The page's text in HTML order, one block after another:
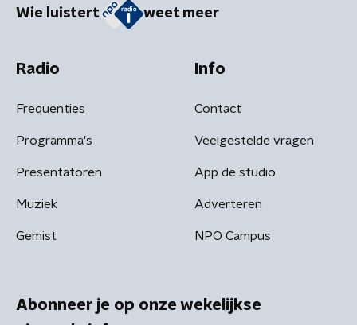
Wie luistert weet meer
Radio
Frequenties
Programma's
Presentatoren
Muziek
Gemist
Info
Contact
Veelgestelde vragen
App de studio
Adverteren
NPO Campus
Abonneer je op onze wekelijkse